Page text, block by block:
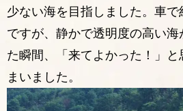
少ない海を目指しました。車
ですが、静かで透明度の高い海
た瞬間、「来てよかった！」と
まいました。